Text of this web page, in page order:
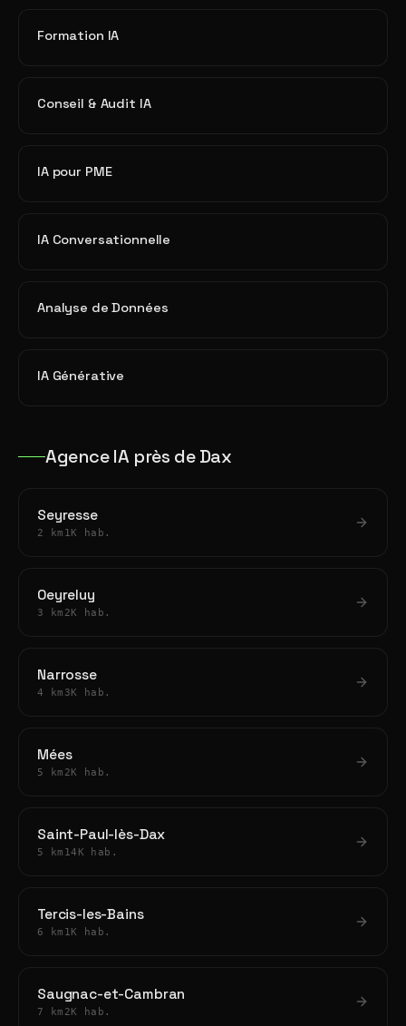
Formation IA
Conseil & Audit IA
IA pour PME
IA Conversationnelle
Analyse de Données
IA Générative
Agence IA près de Dax
Seyresse
2 km 1K hab.
Oeyreluy
3 km 2K hab.
Narrosse
4 km 3K hab.
Mées
5 km 2K hab.
Saint-Paul-lès-Dax
5 km 14K hab.
Tercis-les-Bains
6 km 1K hab.
Saugnac-et-Cambran
7 km 2K hab.